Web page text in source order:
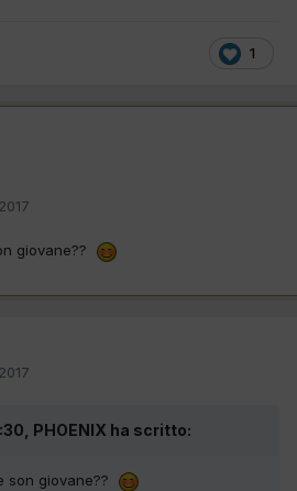
1
giovane??
PHOENIX ha scritto:
son giovane??